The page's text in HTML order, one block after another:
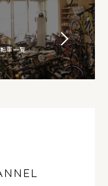
車一覧